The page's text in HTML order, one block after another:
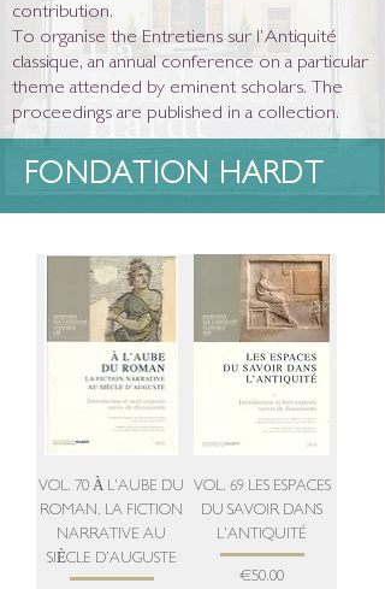
contribution.
To organise the Entretiens sur l’Antiquité
classique, an annual conference on a particular
theme attended by eminent scholars. The
proceedings are published in a collection.
FONDATION HARDT
VOL. 70 À L’AUBE DU
ROMAN. LA FICTION
NARRATIVE AU
SIÈCLE D’AUGUSTE
VOL. 69 LES ESPACES
DU SAVOIR DANS
L’ANTIQUITÉ
Price
€50.00